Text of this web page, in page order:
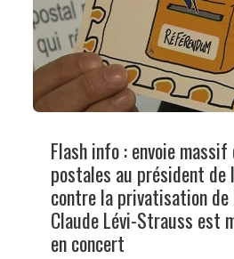
Flash info : envoie
postales au président de
contre la privatisation de
Claude Lévi-Strauss est
en concert